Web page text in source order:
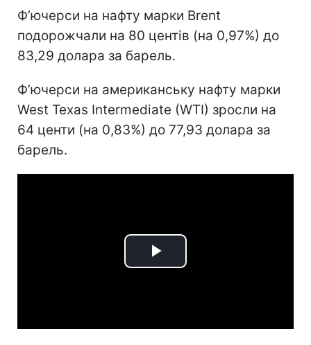
Ф’ючерси на нафту марки Brent
подорожчали на 80 центів (на 0,97%) до
83,29 долара за барель.
Ф’ючерси на американську нафту марки
West Texas Intermediate (WTI) зросли на
64 центи (на 0,83%) до 77,93 долара за
барель.
Play